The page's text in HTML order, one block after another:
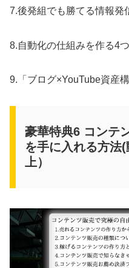
7.後発組でも勝てる情報発
8.自動化の仕組みを作る4
9.「ブログ×YouTube資産構
豪華特典6 コンテ
を手に入れる方法
上）